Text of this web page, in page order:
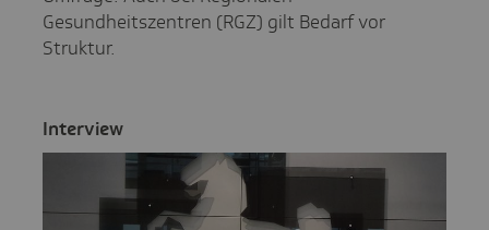
Gesundheitszentren (RGZ) gilt Bedarf vor
Struktur.
Inter­view